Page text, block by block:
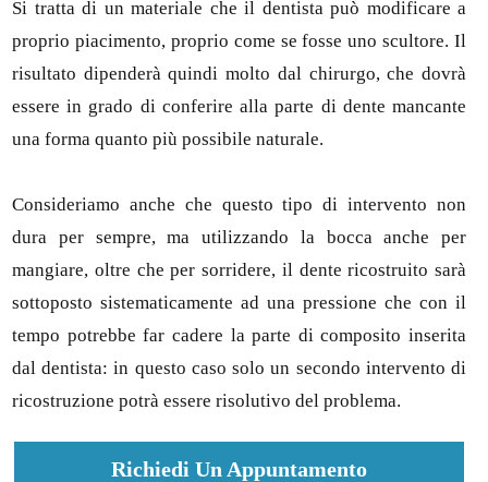
Si tratta di un materiale che il dentista può modificare a
proprio piacimento, proprio come se fosse uno scultore. Il
risultato dipenderà quindi molto dal chirurgo, che dovrà
essere in grado di conferire alla parte di dente mancante
una forma quanto più possibile naturale.
Consideriamo anche che questo tipo di intervento non
dura per sempre, ma utilizzando la bocca anche per
mangiare, oltre che per sorridere, il dente ricostruito sarà
sottoposto sistematicamente ad una pressione che con il
tempo potrebbe far cadere la parte di composito inserita
dal dentista: in questo caso solo un secondo intervento di
ricostruzione potrà essere risolutivo del problema.
Richiedi Un Appuntamento